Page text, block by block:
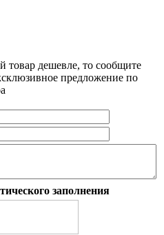
товар дешевле, то сообщите
предложение по
заполнения